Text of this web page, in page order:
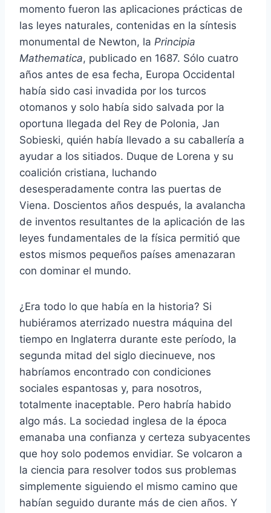
momento fueron las aplicaciones prácticas de
las leyes naturales, contenidas en la síntesis
monumental de Newton, la Principia
Mathematica, publicado en 1687. Sólo cuatro
años antes de esa fecha, Europa Occidental
había sido casi invadida por los turcos
otomanos y solo había sido salvada por la
oportuna llegada del Rey de Polonia, Jan
Sobieski, quién había llevado a su caballería a
ayudar a los sitiados. Duque de Lorena y su
coalición cristiana, luchando
desesperadamente contra las puertas de
Viena. Doscientos años después, la avalancha
de inventos resultantes de la aplicación de las
leyes fundamentales de la física permitió que
estos mismos pequeños países amenazaran
con dominar el mundo.
¿Era todo lo que había en la historia? Si
hubiéramos aterrizado nuestra máquina del
tiempo en Inglaterra durante este período, la
segunda mitad del siglo diecinueve, nos
habríamos encontrado con condiciones
sociales espantosas y, para nosotros,
totalmente inaceptable. Pero habría habido
algo más. La sociedad inglesa de la época
emanaba una confianza y certeza subyacentes
que hoy solo podemos envidiar. Se volcaron a
la ciencia para resolver todos sus problemas
simplemente siguiendo el mismo camino que
habían seguido durante más de cien años. Y